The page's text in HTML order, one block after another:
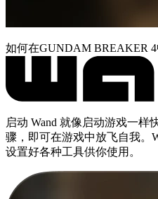
如何在GUNDAM BREAKER 4
启动 Wand 就像启动游戏一
骤，即可在游戏中放飞自我。
设置好各种工具供你使用。